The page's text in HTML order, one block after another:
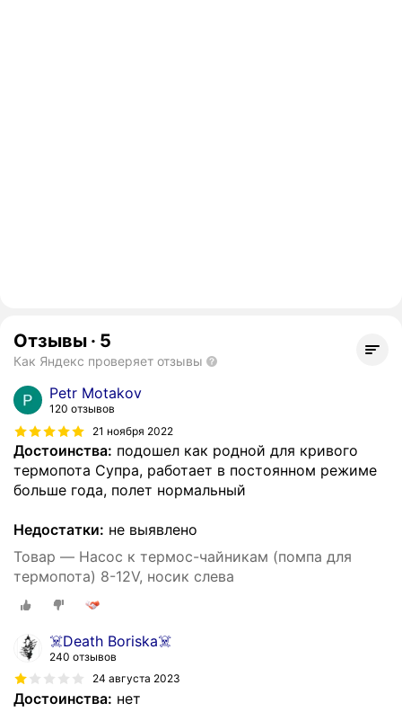
Отзывы · 5
Как Яндекс проверяет отзывы
Petr Motakov
120 отзывов
21 ноября 2022
Достоинства: подошел как родной для кривого
термопота Супра, работает в постоянном режиме
больше года, полет нормальный
Недостатки: не выявлено
Товар — Насос к термос-чайникам (помпа для
термопота) 8-12V, носик слева
☠️Death Boriska☠️
240 отзывов
24 августа 2023
Достоинства: нет